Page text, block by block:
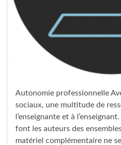
Autonomie professionnelle
sociaux, une multitude de
l’enseignante et à
font les auteurs des
matériel complémentaire ne